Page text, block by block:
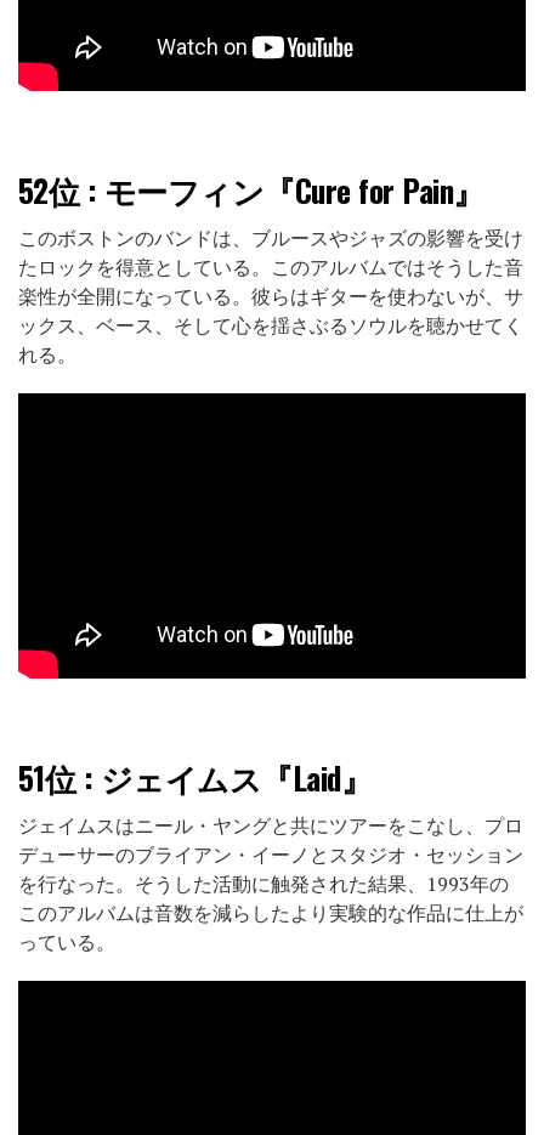
52位 : モーフィン『Cure for Pain』
このボストンのバンドは、ブルースやジャズの影響を受け
たロックを得意としている。このアルバムではそうした音
楽性が全開になっている。彼らはギターを使わないが、サ
ックス、ベース、そして心を揺さぶるソウルを聴かせてく
れる。
51位 : ジェイムス『Laid』
ジェイムスはニール・ヤングと共にツアーをこなし、プロ
デューサーのブライアン・イーノとスタジオ・セッション
を行なった。そうした活動に触発された結果、1993年の
このアルバムは音数を減らしたより実験的な作品に仕上が
っている。